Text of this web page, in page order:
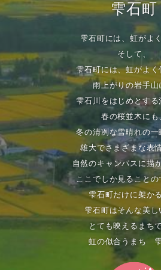
雫石町
雫石町には、虹がよ
そして、
雫石町には、虹がよく
雨上がりの岩手山
雫石川をはじめとする
春の桜並木にも
冬の清冽な雪晴れの一
雄大でさまざまな表
自然のキャンパスに描
ここでしか見ることの
雫石町だけに架かる
雫石町はそんな美し
とても映えるまち
虹の似合うまち